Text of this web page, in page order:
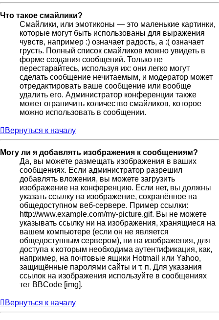
Что такое смайлики?
Смайлики, или эмотиконы — это маленькие картинки,
которые могут быть использованы для выражения
чувств, например :) означает радость, а :( означает
грусть. Полный список смайликов можно увидеть в
форме создания сообщений. Только не
перестарайтесь, используя их: они легко могут
сделать сообщение нечитаемым, и модератор может
отредактировать ваше сообщение или вообще
удалить его. Администратор конференции также
может ограничить количество смайликов, которое
можно использовать в сообщении.
Вернуться к началу
Могу ли я добавлять изображения к сообщениям?
Да, вы можете размещать изображения в ваших
сообщениях. Если администратор разрешил
добавлять вложения, вы можете загрузить
изображение на конференцию. Если нет, вы должны
указать ссылку на изображение, сохранённое на
общедоступном веб-сервере. Пример ссылки:
http://www.example.com/my-picture.gif. Вы не можете
указывать ссылку ни на изображения, хранящиеся на
вашем компьютере (если он не является
общедоступным сервером), ни на изображения, для
доступа к которым необходима аутентификация, как,
например, на почтовые ящики Hotmail или Yahoo,
защищённые паролями сайты и т. п. Для указания
ссылок на изображения используйте в сообщениях
тег BBCode [img].
Вернуться к началу